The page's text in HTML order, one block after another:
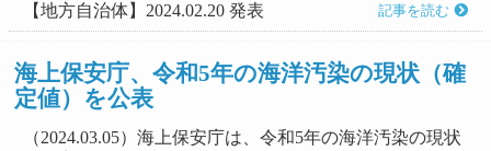
【地方自治体】2024.02.20 発表
記事を読む
海上保安庁、令和5年の海洋汚染の現状（確
定値）を公表
（2024.03.05）海上保安庁は、令和5年の海洋汚染の現状